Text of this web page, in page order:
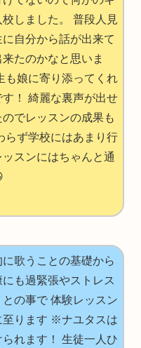
しました。 普段人見
自分から話が出来て
たのかなと思いま
も娘に寄り添ってくれ
！ 綺麗な裏声が出せ
でレッスンの成果も
らず学校にはあまり行
スンにはちゃんと通
歌うことの基礎から
も過緊張やストレス
の事で 体験レッスン
至ります ※ナユタスは
れます！ 生徒一人ひ